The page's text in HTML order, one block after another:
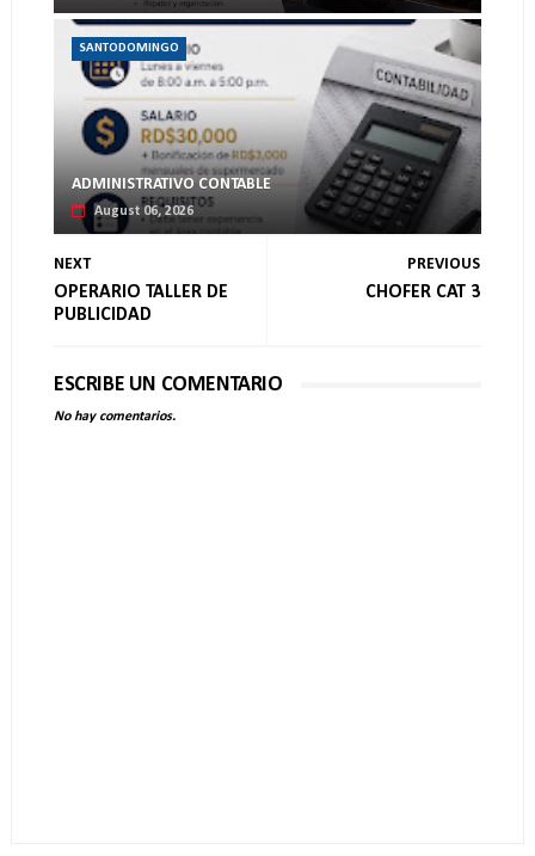
SANTODOMINGO
ADMINISTRATIVO CONTABLE
August 06, 2026
NEXT
OPERARIO TALLER DE
PUBLICIDAD
PREVIOUS
CHOFER CAT 3
ESCRIBE UN COMENTARIO
No hay comentarios.